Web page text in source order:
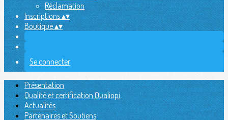
Réclamation
Inscriptions▴▾
Boutique▴▾
Se connecter
Présentation
Qualité et certification Qualiopi
Actualités
Partenaires et Soutiens